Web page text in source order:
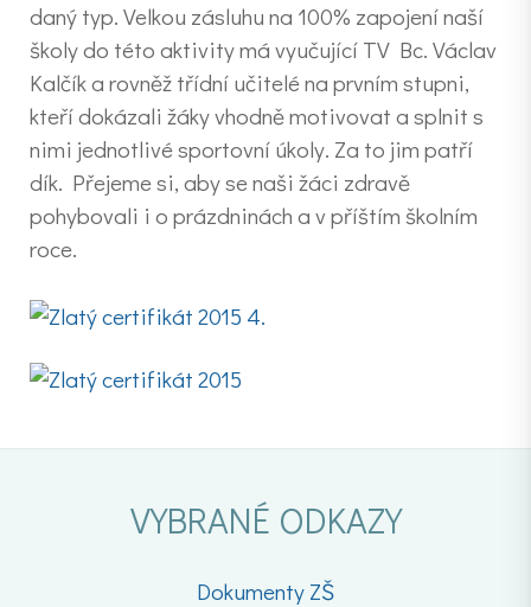
daný typ. Velkou zásluhu na 100% zapojení naší
školy do této aktivity má vyučující TV Bc. Václav
Kalčík a rovněž třídní učitelé na prvním stupni,
kteří dokázali žáky vhodně motivovat a splnit s
nimi jednotlivé sportovní úkoly. Za to jim patří
dík. Přejeme si, aby se naši žáci zdravě
pohybovali i o prázdninách a v příštím školním
roce.
VYBRANÉ ODKAZY
Dokumenty ZŠ